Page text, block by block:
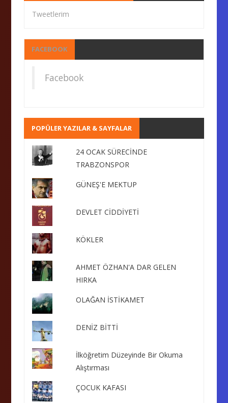
Tweetlerim
FACEBOOK
Facebook
POPÜLER YAZILAR & SAYFALAR
24 OCAK SÜRECİNDE
TRABZONSPOR
GÜNEŞ'E MEKTUP
DEVLET CİDDİYETİ
KÖKLER
AHMET ÖZHAN'A DAR GELEN
HIRKA
OLAĞAN İSTİKAMET
DENİZ BİTTİ
İlköğretim Düzeyinde Bir Okuma
Alıştırması
ÇOCUK KAFASI